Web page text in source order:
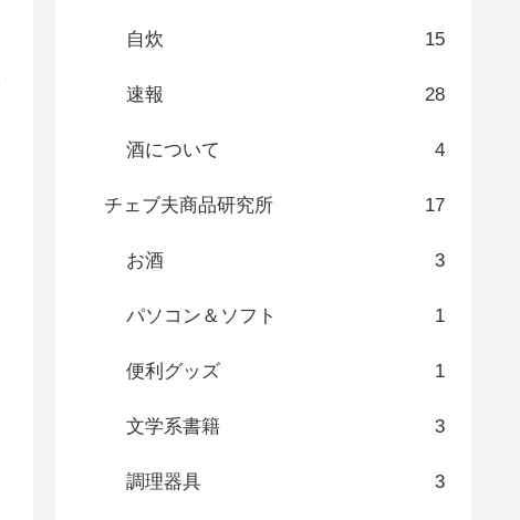
自炊 15
速報 28
酒について 4
チェブ夫商品研究所 17
お酒 3
パソコン＆ソフト 1
便利グッズ 1
文学系書籍 3
調理器具 3